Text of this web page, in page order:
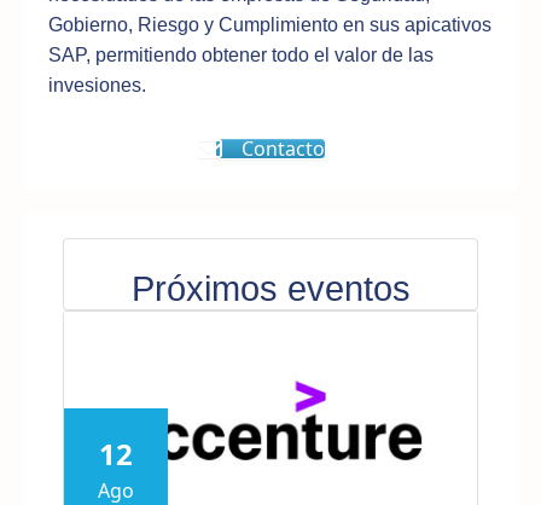
Gobierno, Riesgo y Cumplimiento en sus apicativos
SAP, permitiendo obtener todo el valor de las
invesiones.
Contacto
Próximos eventos
12
Ago